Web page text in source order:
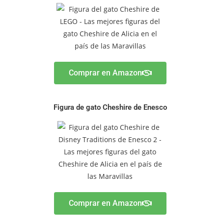
Comprar en Amazon
Figura de gato Cheshire de Enesco
Comprar en Amazon